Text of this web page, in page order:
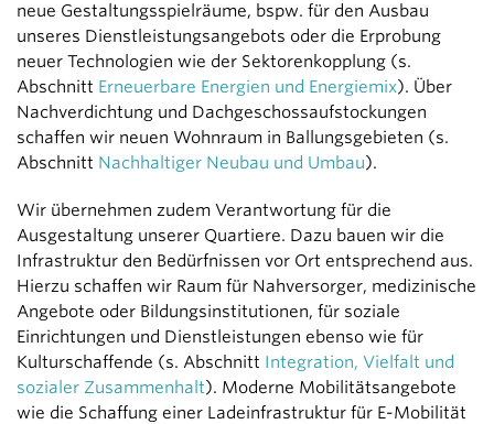
neue Gestaltungsspielräume, bspw. für den Ausbau
unseres Dienstleistungsangebots oder die Erprobung
neuer Technologien wie der Sektorenkopplung (s.
Abschnitt Erneuerbare Energien und Energiemix). Über
Nachverdichtung und Dachgeschossaufstockungen
schaffen wir neuen Wohnraum in Ballungsgebieten (s.
Abschnitt Nachhaltiger Neubau und Umbau).
Wir übernehmen zudem Verantwortung für die
Ausgestaltung unserer Quartiere. Dazu bauen wir die
Infrastruktur den Bedürfnissen vor Ort entsprechend aus.
Hierzu schaffen wir Raum für Nahversorger, medizinische
Angebote oder Bildungsinstitutionen, für soziale
Einrichtungen und Dienstleistungen ebenso wie für
Kulturschaffende (s. Abschnitt
Integration, Vielfalt und
sozialer Zusammenhalt). Moderne Mobilitäts­angebote
wie die Schaffung einer Ladeinfrastruktur für E-Mobilität